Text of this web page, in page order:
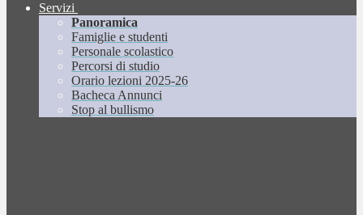
Servizi
Panoramica
Famiglie e studenti
Personale scolastico
Percorsi di studio
Orario lezioni 2025-26
Bacheca Annunci
Stop al bullismo